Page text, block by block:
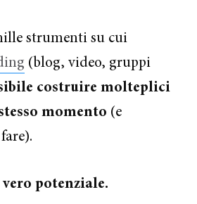
strumenti su cui
(blog, video, gruppi
costruire molteplici
momento (e
potenziale.